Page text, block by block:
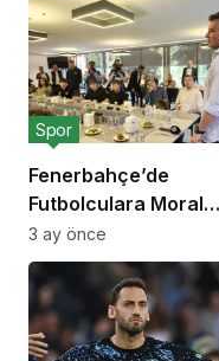
Fenerbahçe’de
Futbolculara Moral
Yemeği!
Spor
3 ay önce